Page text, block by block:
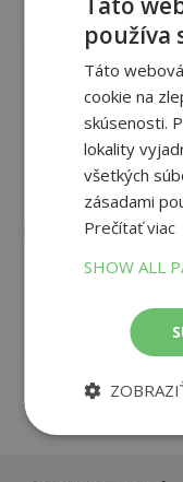
používa
Táto
cookie na
skúsenosti.
lokality
všetkých
zásadami
Prečítať viac
SHOW ALL